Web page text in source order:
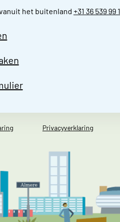
het buitenland +31 36 539 99
Privacyverklaring